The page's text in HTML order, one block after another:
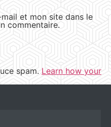
et mon site dans le
commentaire.
spam. Learn how your